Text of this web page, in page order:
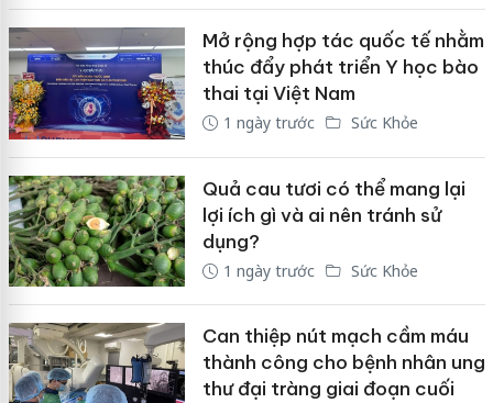
Mở rộng hợp tác quốc tế nhằm
thúc đẩy phát triển Y học bào
thai tại Việt Nam
1 ngày trước Sức Khỏe
Quả cau tươi có thể mang lại
lợi ích gì và ai nên tránh sử
dụng?
1 ngày trước Sức Khỏe
Can thiệp nút mạch cầm máu
thành công cho bệnh nhân ung
thư đại tràng giai đoạn cuối